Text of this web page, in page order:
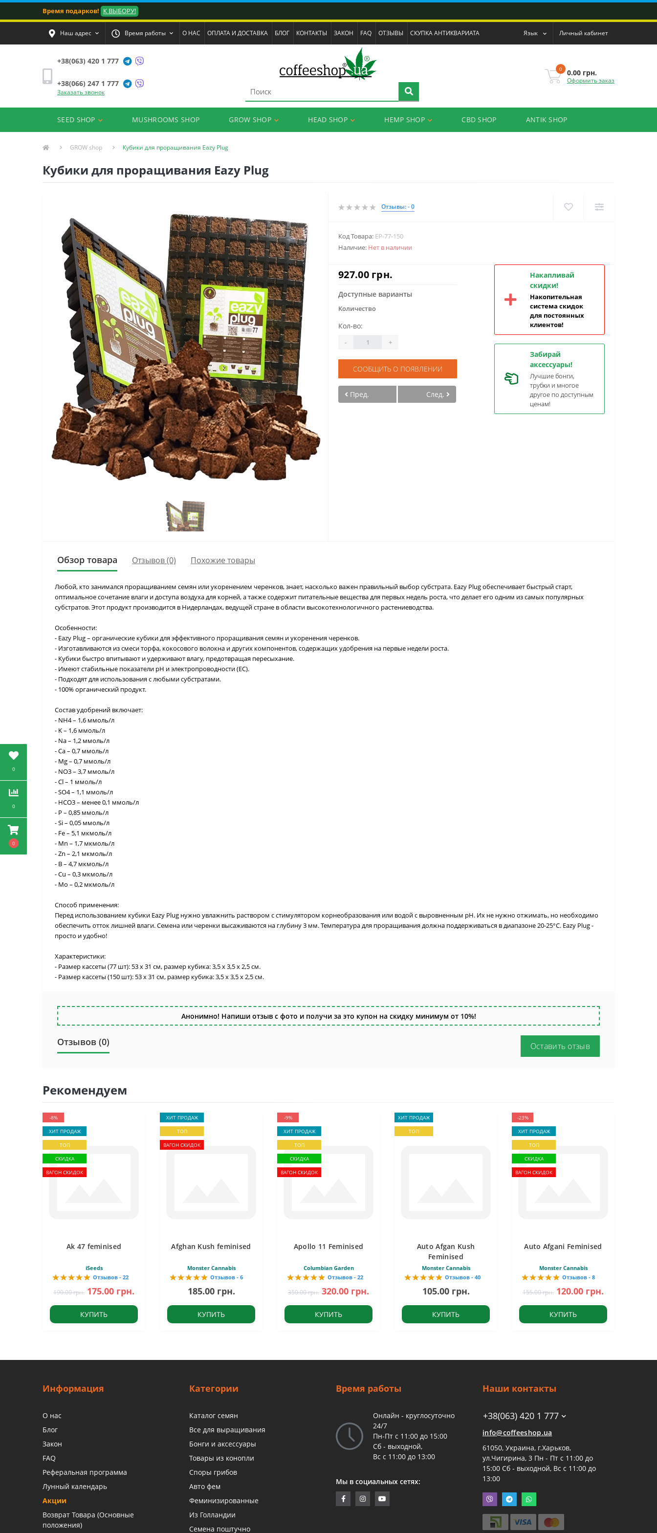
0
0
0
Время подарков! К ВЫБОРУ!
Наш адрес Время работы О НАС ОПЛАТА И ДОСТАВКА БЛОГ КОНТАКТЫ ЗАКОН FAQ ОТЗЫВЫ СКУПКА АНТИКВАРИАТА Язык Личный кабинет
+38(063) 420 1 777
+38(066) 247 1 777
Заказать звонок
0 0.00 грн.
Оформить заказ
SEED SHOP MUSHROOMS SHOP GROW SHOP HEAD SHOP HEMP SHOP CBD SHOP ANTIK SHOP
GROW shop Кубики для проращивания Eazy Plug
Кубики для проращивания Eazy Plug
Отзывы: - 0
Код Товара: EP-77-150
Наличие: Нет в наличии
927.00 грн.
Доступные варианты
Количество
Кол-во:
- +
СООБЩИТЬ О ПОЯВЛЕНИИ
Пред. След.
Накапливай
скидки!
Накопительная
система скидок
для постоянных
клиентов!
Забирай
аксессуары!
Лучшие бонги,
трубки и многое
другое по доступным
ценам!
Обзор товара Отзывов (0) Похожие товары
Любой, кто занимался проращиванием семян или укоренением черенков, знает, насколько важен правильный выбор субстрата. Eazy Plug обеспечивает быстрый старт,
оптимальное сочетание влаги и доступа воздуха для корней, а также содержит питательные вещества для первых недель роста, что делает его одним из самых популярных
субстратов. Этот продукт производится в Нидерландах, ведущей стране в области высокотехнологичного растениеводства.
Особенности:
- Eazy Plug – органические кубики для эффективного проращивания семян и укоренения черенков.
- Изготавливаются из смеси торфа, кокосового волокна и других компонентов, содержащих удобрения на первые недели роста.
- Кубики быстро впитывают и удерживают влагу, предотвращая пересыхание.
- Имеют стабильные показатели pH и электропроводности (EC).
- Подходят для использования с любыми субстратами.
- 100% органический продукт.
Состав удобрений включает:
- NH4 – 1,6 ммоль/л
- K – 1,6 ммоль/л
- Na – 1,2 ммоль/л
- Ca – 0,7 ммоль/л
- Mg – 0,7 ммоль/л
- NO3 – 3,7 ммоль/л
- Cl – 1 ммоль/л
- SO4 – 1,1 ммоль/л
- HCO3 – менее 0,1 ммоль/л
- P – 0,85 ммоль/л
- Si – 0,05 ммоль/л
- Fe – 5,1 мкмоль/л
- Mn – 1,7 мкмоль/л
- Zn – 2,1 мкмоль/л
- B – 4,7 мкмоль/л
- Cu – 0,3 мкмоль/л
- Mo – 0,2 мкмоль/л
Способ применения:
Перед использованием кубики Eazy Plug нужно увлажнить раствором с стимулятором корнеобразования или водой с выровненным pH. Их не нужно отжимать, но необходимо
обеспечить отток лишней влаги. Семена или черенки высаживаются на глубину 3 мм. Температура для проращивания должна поддерживаться в диапазоне 20-25°C. Eazy Plug -
просто и удобно!
Характеристики:
- Размер кассеты (77 шт): 53 x 31 см, размер кубика: 3,5 x 3,5 x 2,5 см.
- Размер кассеты (150 шт): 53 x 31 см, размер кубика: 3,5 x 3,5 x 2,5 см.
Анонимно! Напиши отзыв с фото и получи за это купон на скидку минимум от 10%!
Отзывов (0) Оставить отзыв
Рекомендуем
-8%
ХИТ ПРОДАЖ
ТОП
СКИДКА
ВАГОН СКИДОК
Ak 47 feminised
iSeeds
Отзывов - 22
190.00 грн. 175.00 грн.
КУПИТЬ
ХИТ ПРОДАЖ
ТОП
ВАГОН СКИДОК
Afghan Kush feminised
Monster Cannabis
Отзывов - 6
185.00 грн.
КУПИТЬ
-9%
ХИТ ПРОДАЖ
ТОП
СКИДКА
ВАГОН СКИДОК
Apollo 11 Feminised
Columbian Garden
Отзывов - 22
350.00 грн. 320.00 грн.
КУПИТЬ
ХИТ ПРОДАЖ
ТОП
Auto Afgan Kush
Feminised
Monster Cannabis
Отзывов - 40
105.00 грн.
КУПИТЬ
-23%
ХИТ ПРОДАЖ
ТОП
СКИДКА
ВАГОН СКИДОК
Auto Afgani Feminised
Monster Cannabis
Отзывов - 8
155.00 грн. 120.00 грн.
КУПИТЬ
Информация
О нас
Блог
Закон
FAQ
Реферальная программа
Лунный календарь
Акции
Возврат Товара (Основные
положения)
Категории
Каталог семян
Все для выращивания
Бонги и аксессуары
Товары из конопли
Споры грибов
Авто фем
Феминизированные
Из Голландии
Семена поштучно
Время работы
Онлайн - круглосуточно
24/7
Пн-Пт с 11:00 до 15:00
Сб - выходной,
Вс с 11:00 до 13:00
Мы в социальных сетях:
Наши контакты
+38(063) 420 1 777
info@coffeeshop.ua
61050, Украина, г.Харьков,
ул.Чигирина, 3 Пн - Пт с 11:00 до
15:00 Сб - выходной, Вс с 11:00 до
13:00